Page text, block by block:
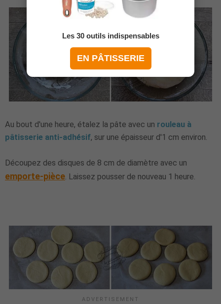
Au bout d'une heure, étalez la pâte avec un rouleau à
pâtisserie anti-adhésif, sur une épaisseur d'1 cm environ.
Découpez des disques de 8 cm de diamètre avec un
emporte-pièce. Laissez pousser de nouveau 1 heure.
Les 30 outils indispensables
EN PÂTISSERIE